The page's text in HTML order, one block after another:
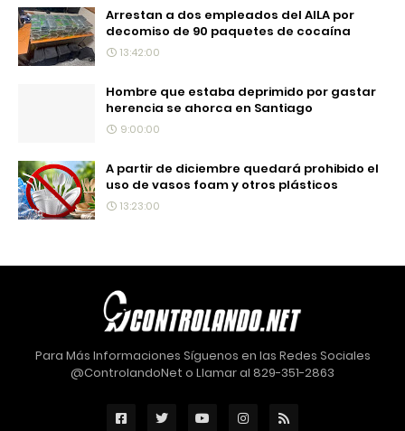
Arrestan a dos empleados del AILA por
decomiso de 90 paquetes de cocaína
13:42:00
Hombre que estaba deprimido por gastar
herencia se ahorca en Santiago
9:00:00
A partir de diciembre quedará prohibido el
uso de vasos foam y otros plásticos
13:23:00
Para Más Informaciones Síguenos en las Redes Sociales
@ControlandoNet o Llamar al 829-351-2863